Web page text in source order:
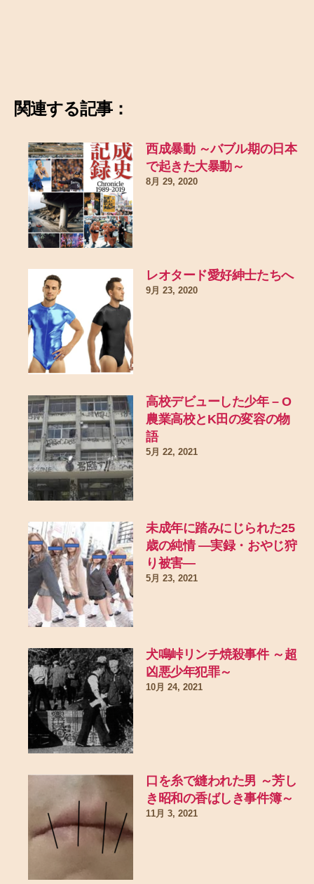
関連する記事：
西成暴動 ～バブル期の日本
で起きた大暴動～
8月 29, 2020
レオタード愛好紳士たちへ
9月 23, 2020
高校デビューした少年 – O
農業高校とK田の変容の物
語
5月 22, 2021
未成年に踏みにじられた25
歳の純情 ―実録・おやじ狩
り被害―
5月 23, 2021
犬鳴峠リンチ焼殺事件 ～超
凶悪少年犯罪～
10月 24, 2021
口を糸で縫われた男 ～芳し
き昭和の香ばしき事件簿～
11月 3, 2021